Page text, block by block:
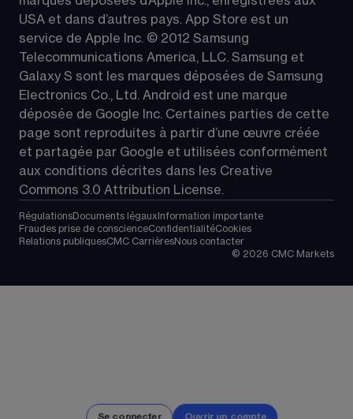
Se connecter Ouvrir un compte
USA et dans d’autres pays. App Store est un
service de Apple Inc. © 2012 Samsung
Telecommunications America, LLC. Samsung et
Galaxy S sont les marques déposées de Samsung
Electronics Co., Ltd. Android est une marque
déposée de Google Inc. Certaines parties de cette
page sont reproduites à partir d’une œuvre créée
et partagée par Google et utilisées conformément
aux conditions décrites dans les Creative
Commons 3.0 Attribution License.
RégulationsDocuments légaux Information importante
Fraudes prise de conscienceConfidentialitéCookies
Relations publiquesCMC CarrièresNous contacter
© 2026 CMC Markets